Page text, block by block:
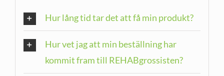
Hur lång tid tar det att få min produkt?
Hur vet jag att min beställning har
kommit fram till REHABgrossisten?